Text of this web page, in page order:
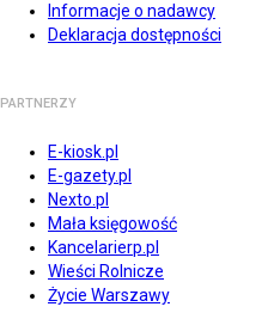
Informacje o nadawcy
Deklaracja dostępności
PARTNERZY
E-kiosk.pl
E-gazety.pl
Nexto.pl
Mała księgowość
Kancelarierp.pl
Wieści Rolnicze
Życie Warszawy